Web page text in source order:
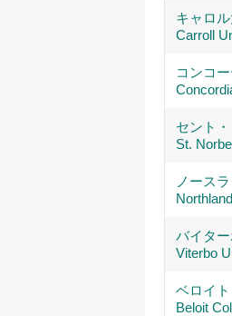
キャロ
Carroll
コンコ
セント
St.
ノース
バイタ
Viterbo
ベロイ
Beloit